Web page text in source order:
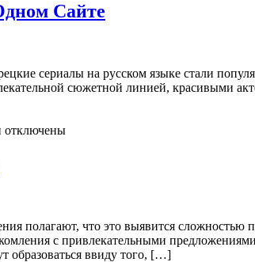
Сайте
сериалы на русском языке стали
сюжетной линией, красивыми
отключены
полагают, что это выявится
с привлекательными
образоваться ввиду того, […]